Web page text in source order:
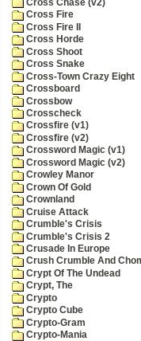
Cross Chase (v2)
Cross Fire
Cross Fire II
Cross Horde
Cross Shoot
Cross Snake
Cross-Town Crazy Eight
Crossboard
Crossbow
Crosscheck
Crossfire (v1)
Crossfire (v2)
Crossword Magic (v1)
Crossword Magic (v2)
Crowley Manor
Crown Of Gold
Crownland
Cruise Attack
Crumble's Crisis
Crumble's Crisis 2
Crusade In Europe
Crush Crumble And
Crypt Of The Undead
Crypt, The
Crypto
Crypto Cube
Crypto-Gram
Crypto-Mania